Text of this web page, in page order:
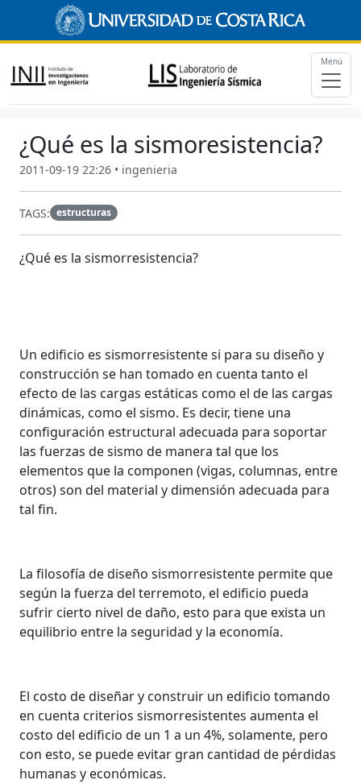
Menú
¿Qué es la sismoresistencia?
2011-09-19 22:26 • ingenieria
TAGS: estructuras
¿Qué es la sismorresistencia?
Un edificio es sismorresistente si para su diseño y
construcción se han tomado en cuenta tanto el
efecto de las cargas estáticas como el de las cargas
dinámicas, como el sismo. Es decir, tiene una
configuración estructural adecuada para soportar
las fuerzas de sismo de manera tal que los
elementos que la componen (vigas, columnas, entre
otros) son del material y dimensión adecuada para
tal fin.
La filosofía de diseño sismorresistente permite que
según la fuerza del terremoto, el edificio pueda
sufrir cierto nivel de daño, esto para que exista un
equilibrio entre la seguridad y la economía.
El costo de diseñar y construir un edificio tomando
en cuenta criterios sismorresistentes aumenta el
costo del edificio de un 1 a un 4%, solamente, pero
con esto, se puede evitar gran cantidad de pérdidas
humanas y económicas.